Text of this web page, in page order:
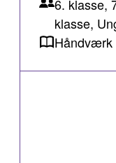
6. klasse,
klasse,
Håndværk